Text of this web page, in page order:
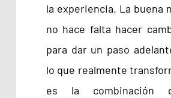
la experiencia. La buena
no hace falta hacer
para dar un paso
lo que realmente
es la combinación